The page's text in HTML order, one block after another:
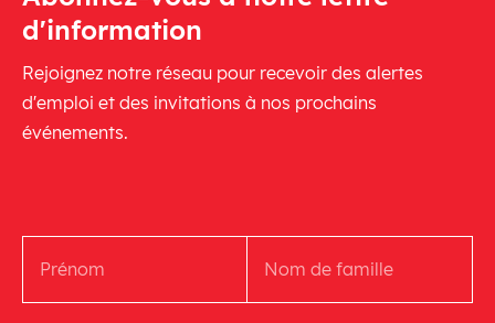
d'information
Rejoignez notre réseau pour recevoir des alertes
d'emploi et des invitations à nos prochains
événements.